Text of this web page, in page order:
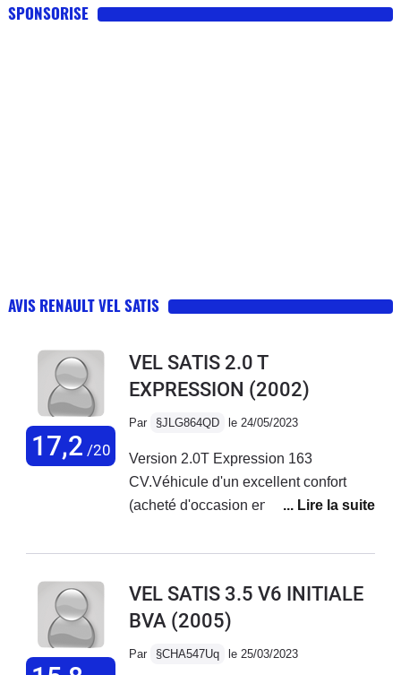
SPONSORISE
AVIS RENAULT VEL SATIS
17,2 /20
VEL SATIS 2.0 T
EXPRESSION (2002)
Par §JLG864QD le 24/05/2023
Version 2.0T Expression 163
CV.Véhicule d'un excellent confort
(acheté d'occasion en 2015 avec
mensuels vers mon entreprise en
étonné de la remarque concernant
l'usure des pneus : mes Michelin
VEL SATIS 3.5 V6 INITIALE
BVA (2005)
Par §CHA547Uq le 25/03/2023